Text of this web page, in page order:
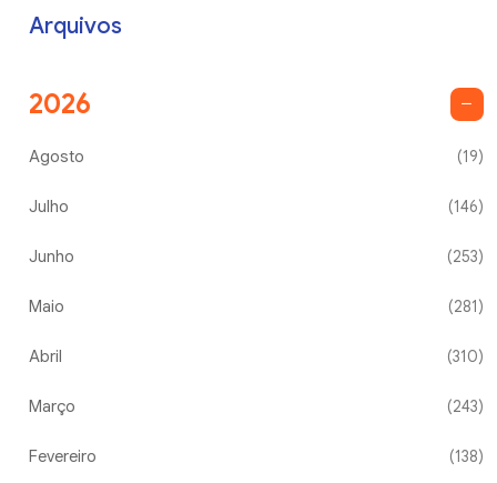
Arquivos
2026
Agosto (19)
Julho (146)
Junho (253)
Maio (281)
Abril (310)
Março (243)
Fevereiro (138)